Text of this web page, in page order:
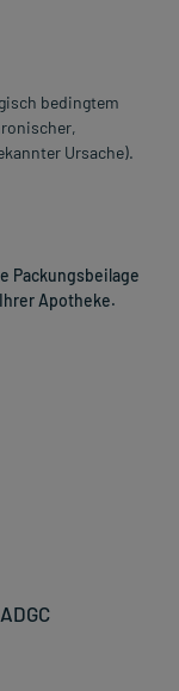
bedingtem
Ursache).
Packungsbeilage
Apotheke.